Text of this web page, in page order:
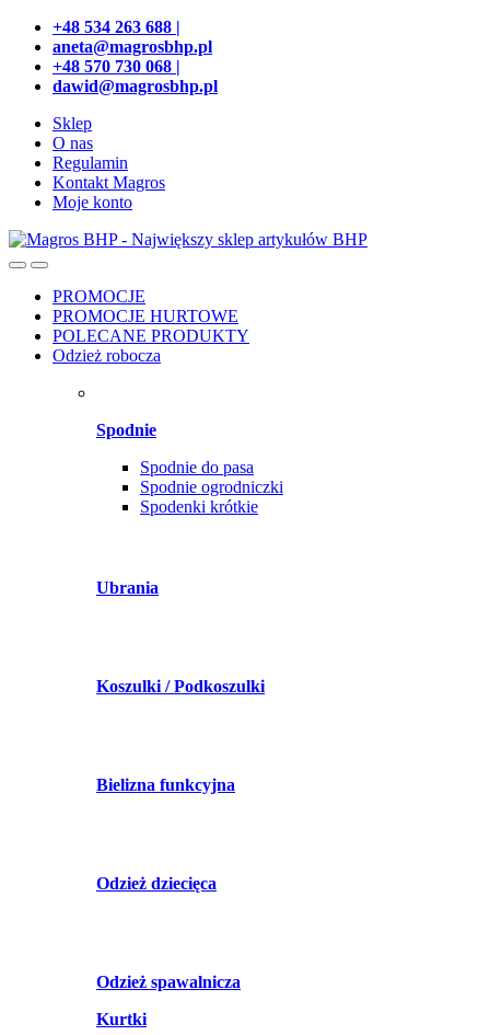
Przejdź
nawigacji
Przeskocz
treści
+48 534 263 688 |
aneta@magrosbhp.pl
+48 570 730 068 |
dawid@magrosbhp.pl
Sklep
O nas
Regulamin
Kontakt Magros
Moje konto
PROMOCJE
PROMOCJE HURTOWE
POLECANE PRODUKTY
Odzież robocza
Spodnie
Spodnie do pasa
Spodnie ogrodniczki
Spodenki krótkie
Ubrania
Koszulki / Podkoszulki
Bielizna funkcyjna
Odzież dziecięca
Odzież spawalnicza
Kurtki